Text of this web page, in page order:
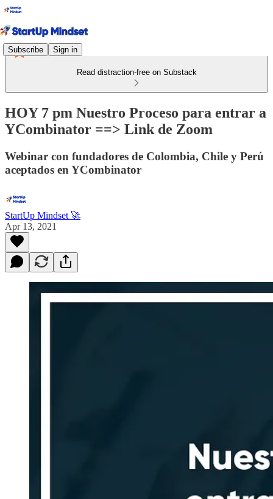
Subscribe Sign in
Read distraction-free on Substack
HOY 7 pm Nuestro Proceso para entrar a
YCombinator ==> Link de Zoom
Webinar con fundadores de Colombia, Chile y Perú
aceptados en YCombinator
StartUp Mindset 🚀
Apr 13, 2021